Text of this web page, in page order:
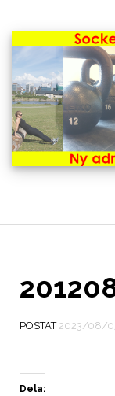
POSTAT 2023/08/
Dela: